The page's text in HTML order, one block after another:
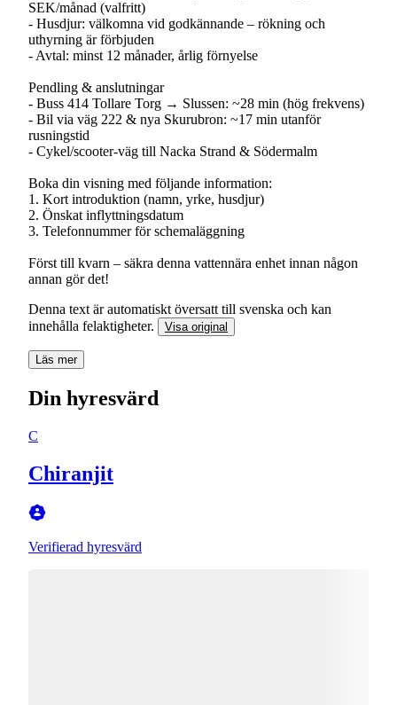
SEK/månad (valfritt)
- Husdjur: välkomna vid godkännande – rökning och
uthyrning är förbjuden
- Avtal: minst 12 månader, årlig förnyelse
Pendling & anslutningar
- Buss 414 Tollare Torg → Slussen: ~28 min (hög frekvens)
- Bil via väg 222 & nya Skurubron: ~17 min utanför
rusningstid
- Cykel/scooter-väg till Nacka Strand & Södermalm
Boka din visning med följande information:
1. Kort introduktion (namn, yrke, husdjur)
2. Önskat inflyttningsdatum
3. Telefonnummer för schemaläggning
Först till kvarn – säkra denna vattennära enhet innan någon
annan gör det!
Denna text är automatiskt översatt till svenska och kan
innehålla felaktigheter.
Visa original
Läs mer
Din hyresvärd
C
Chiranjit
Verifierad hyresvärd